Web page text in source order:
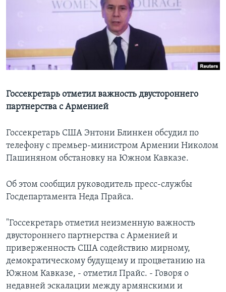
Языки
Госсекретарь отметил важность двустороннего
партнерства с Арменией
Госсекретарь США Энтони Блинкен обсудил по
телефону с премьер-министром Армении Николом
Пашиняном обстановку на Южном Кавказе.
Об этом сообщил руководитель пресс-службы
Госдепартамента Неда Прайса.
"Госсекретарь отметил неизменную важность
двустороннего партнерства с Арменией и
приверженность США содействию мирному,
демократическому будущему и процветанию на
Южном Кавказе, - отметил Прайс. - Говоря о
недавней эскалации между армянскими и